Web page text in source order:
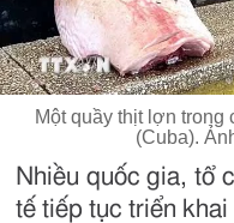
Một quầy thịt lợn
(Cuba).
Nhiều quốc gia, tổ
tế tiếp tục triển